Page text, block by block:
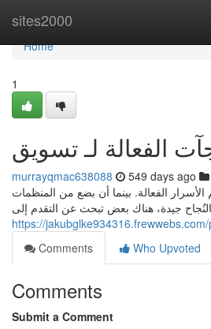
sites2000
Home
Home
1
الفعالة لـ تسويق
murrayqmac638088 549 days ago
الفعالة. بينما أن بضع من المنظمات
جيدة، هناك بعض تبحث عن التقدم إلى
https://
Comments
Who Upvoted
Comments
Submit a Comment